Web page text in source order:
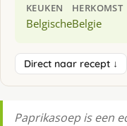
KEUKEN
Belgische
HERKOMST
Belgie
Direct naar recept ↓
Paprikasoep is een